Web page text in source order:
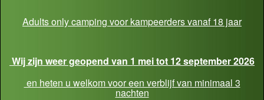
Adults only camping voor kampeerders vanaf 18 jaar
Wij zijn weer geopend van 1 mei tot 12 september 2026
en heten u welkom voor een verblijf van minimaal 3
nachten